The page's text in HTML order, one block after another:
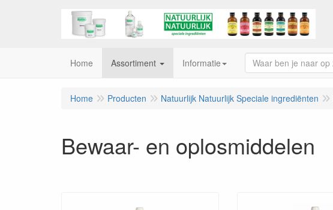
Home Assortiment Informatie
Home Producten Natuurlijk Natuurlijk Speciale ingrediënten
Bewaar- en oplosmiddelen